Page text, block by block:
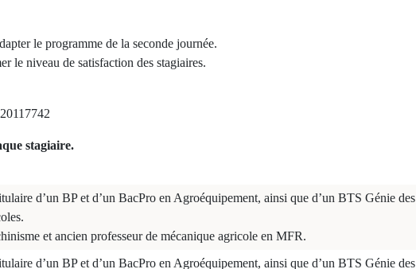
le programme de la seconde journée.
le niveau de satisfaction des stagiaires.
stagiaire.
d’un BP et d’un BacPro en Agroéquipement, ainsi que d’un BTS Génie des
et ancien professeur de mécanique agricole en MFR.
d’un BP et d’un BacPro en Agroéquipement, ainsi que d’un BTS Génie des